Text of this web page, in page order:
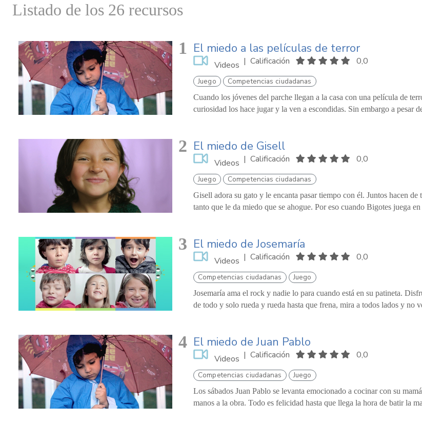
Listado de los 26 recursos
1 El miedo a las películas de terror
Videos | Calificación 0,0
Juego Competencias ciudadanas
Cuando los jóvenes del parche llegan a la casa con una película de
curiosidad los hace jugar y la ven a escondidas. Sin embargo a pesar
2 El miedo de Gisell
Videos | Calificación 0,0
Juego Competencias ciudadanas
Gisell adora su gato y le encanta pasar tiempo con él. Juntos hacen
tanto que le da miedo que se ahogue. Por eso cuando Bigotes juega
3 El miedo de Josemaría
Videos | Calificación 0,0
Competencias ciudadanas Juego
Josemaría ama el rock y nadie lo para cuando está en su patineta.
de todo y solo rueda y rueda hasta que frena, mira a todos lados y no
4 El miedo de Juan Pablo
Videos | Calificación 0,0
Competencias ciudadanas Juego
Los sábados Juan Pablo se levanta emocionado a cocinar con su
manos a la obra. Todo es felicidad hasta que llega la hora de batir la